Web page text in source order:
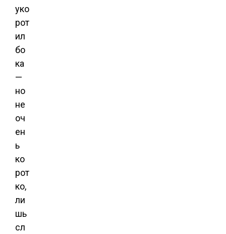
уко
рот
ил
бо
ка
—
но
не
оч
ен
ь
ко
рот
ко,
ли
шь
сл